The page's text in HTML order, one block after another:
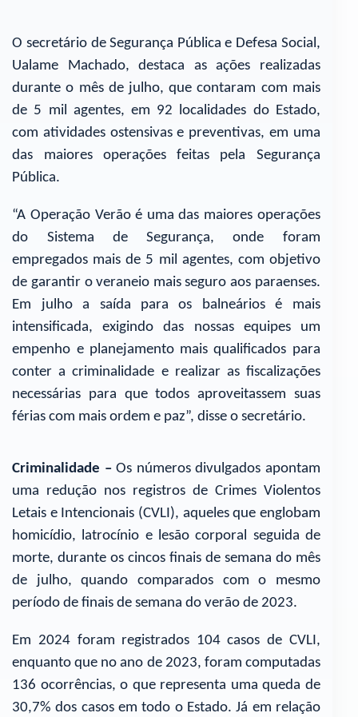
O secretário de Segurança Pública e Defesa Social,
Ualame Machado, destaca as ações realizadas
durante o mês de julho, que contaram com mais
de 5 mil agentes, em 92 localidades do Estado,
com atividades ostensivas e preventivas, em uma
das maiores operações feitas pela Segurança
Pública.
“A Operação Verão é uma das maiores operações
do Sistema de Segurança, onde foram
empregados mais de 5 mil agentes, com objetivo
de garantir o veraneio mais seguro aos paraenses.
Em julho a saída para os balneários é mais
intensificada, exigindo das nossas equipes um
empenho e planejamento mais qualificados para
conter a criminalidade e realizar as fiscalizações
necessárias para que todos aproveitassem suas
férias com mais ordem e paz”, disse o secretário.
Criminalidade – Os números divulgados apontam
uma redução nos registros de Crimes Violentos
Letais e Intencionais (CVLI), aqueles que englobam
homicídio, latrocínio e lesão corporal seguida de
morte, durante os cincos finais de semana do mês
de julho, quando comparados com o mesmo
período de finais de semana do verão de 2023.
Em 2024 foram registrados 104 casos de CVLI,
enquanto que no ano de 2023, foram computadas
136 ocorrências, o que representa uma queda de
30,7% dos casos em todo o Estado. Já em relação